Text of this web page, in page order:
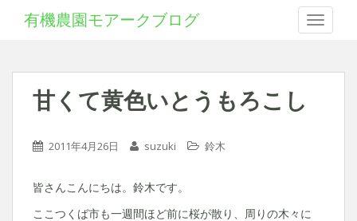
Toggle
有機農園モアークブログ
甘くて黄色いとうもろこし
2011年4月26日 suzuki 鈴木
皆さんこんにちは。鈴木です。
ここつくば市も一週間ほど前に桜が散り、周りの木々に